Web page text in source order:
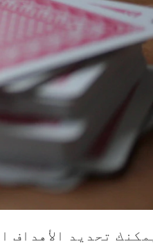
تحديد